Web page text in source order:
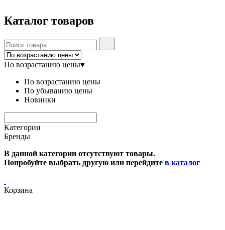
Каталог товаров
По возрастанию цены▾
По возрастанию цены
По убыванию цены
Новинки
Категории
Бренды
В данной категории отсутствуют товары.
Попробуйте выбрать другую или перейдите в каталог
Корзина